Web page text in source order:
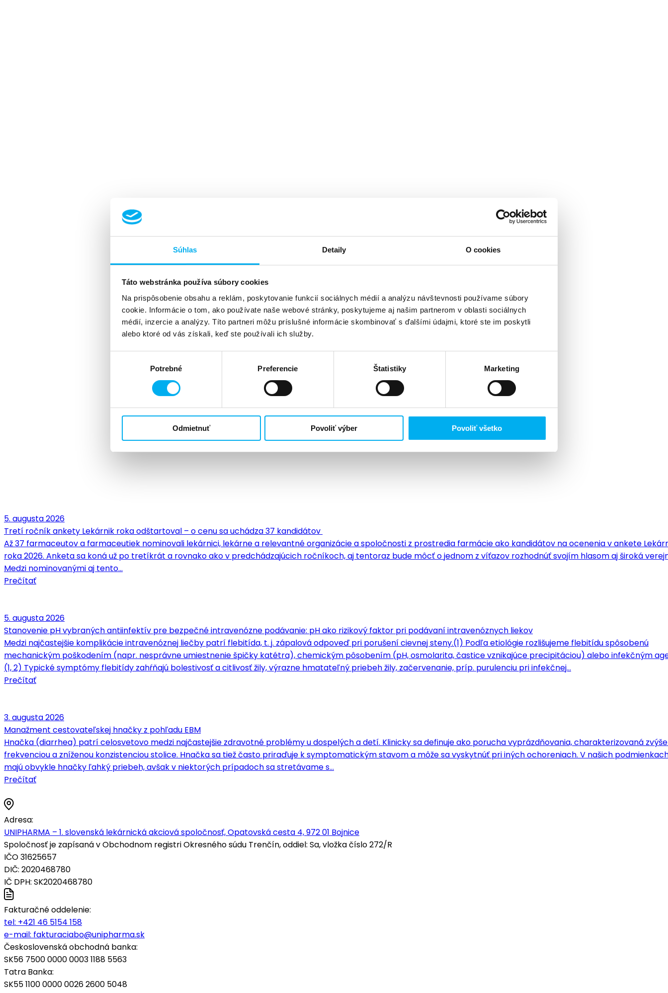
Súhlas Detaily O cookies
Táto webstránka používa súbory cookies
Na prispôsobenie obsahu a reklám, poskytovanie funkcií sociálnych médií a analýzu návštevnosti používame súbory
cookie. Informácie o tom, ako používate naše webové stránky, poskytujeme aj našim partnerom v oblasti sociálnych
médií, inzercie a analýzy. Títo partneri môžu príslušné informácie skombinovať s ďalšími údajmi, ktoré ste im poskytli
alebo ktoré od vás získali, keď ste používali ich služby.
Potrebné Preferencie Štatistiky Marketing
Odmietnuť Povoliť výber Povoliť všetko
5. augusta 2026
Tretí ročník ankety Lekárnik roka odštartoval – o cenu sa uchádza 37 kandidátov
Až 37 farmaceutov a farmaceutiek nominovali lekárnici, lekárne a relevantné organizácie a spoločnosti z prostredia farmácie ako kandidátov na ocenenia v ankete
roka 2026. Anketa sa koná už po tretíkrát a rovnako ako v predchádzajúcich ročníkoch, aj tentoraz bude môcť o jednom z víťazov rozhodnúť svojím hlasom aj široká
Medzi nominovanými aj tento…
Prečítať
5. augusta 2026
Stanovenie pH vybraných antiinfektív pre bezpečné intravenózne podávanie: pH ako rizikový faktor pri podávaní intravenóznych liekov
Medzi najčastejšie komplikácie intravenóznej liečby patrí flebitída, t. j. zápalová odpoveď pri porušení cievnej steny.(1) Podľa etiológie rozlišujeme flebitídu spôsobenú
mechanickým poškodením (napr. nesprávne umiestnenie špičky katétra), chemickým pôsobením (pH, osmolarita, častice vznikajúce precipitáciou) alebo infekčným
(1, 2) Typické symptómy flebitídy zahŕňajú bolestivosť a citlivosť žily, výrazne hmatateľný priebeh žily, začervenanie, príp. purulenciu pri infekčnej…
Prečítať
3. augusta 2026
Manažment cestovateľskej hnačky z pohľadu EBM
Hnačka (diarrhea) patrí celosvetovo medzi najčastejšie zdravotné problémy u dospelých a detí. Klinicky sa definuje ako porucha vyprázdňovania, charakterizovaná
frekvenciou a zníženou konzistenciou stolice. Hnačka sa tiež často priraďuje k symptomatickým stavom a môže sa vyskytnúť pri iných ochoreniach. V našich
majú obvykle hnačky ľahký priebeh, avšak v niektorých prípadoch sa stretávame s…
Prečítať
Adresa:
UNIPHARMA – 1. slovenská lekárnická akciová spoločnosť, Opatovská cesta 4, 972 01 Bojnice
Spoločnosť je zapísaná v Obchodnom registri Okresného súdu Trenčín, oddiel: Sa, vložka číslo 272/R
IČO 31625657
DIČ: 2020468780
IČ DPH: SK2020468780
Fakturačné oddelenie:
tel: +421 46 5154 158
e-mail: fakturaciabo@unipharma.sk
Československá obchodná banka:
SK56 7500 0000 0003 1188 5563
Tatra Banka:
SK55 1100 0000 0026 2600 5048